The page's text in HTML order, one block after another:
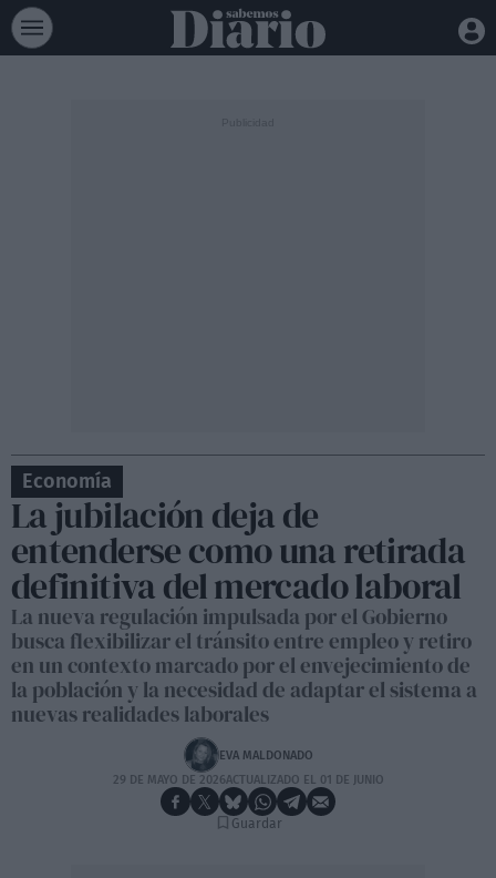
Economía
La jubilación deja de
entenderse como una retirada
definitiva del mercado laboral
La nueva regulación impulsada por el Gobierno
busca flexibilizar el tránsito entre empleo y retiro
en un contexto marcado por el envejecimiento de
la población y la necesidad de adaptar el sistema a
nuevas realidades laborales
EVA MALDONADO
29 DE MAYO DE 2026ACTUALIZADO EL 01 DE JUNIO
Guardar